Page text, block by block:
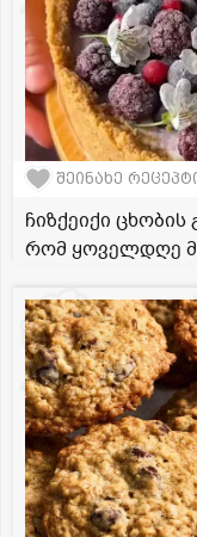
შეინახე
ჩიზქეიქი
რომ ყოველდღე